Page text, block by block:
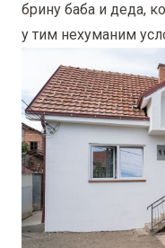
брину баба и деда,
у тим нехуманим